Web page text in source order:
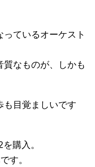
ているオーケスト
質なものが、しかも
も目覚ましいです
購入。
す。